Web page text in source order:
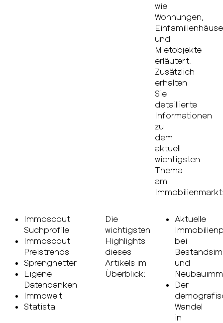
wie
Wohnungen,
und
Mietobjekte
erläutert.
Zusätzlich
erhalten
Sie
detaillierte
Informationen
zu
dem
aktuell
wichtigsten
Thema
am
Immoscout
Suchprofile
Immoscout
Preistrends
Sprengnetter
Eigene
Datenbanken
Immowelt
Statista
Die
wichtigsten
Highlights
dieses
Artikels im
Überblick:
Aktuelle
bei
und
Der
Wandel
in